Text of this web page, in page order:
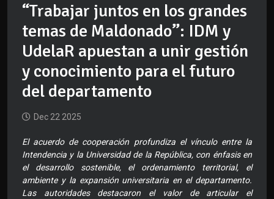
“Trabajar juntos en los grandes
temas de Maldonado”: IDM y
UdelaR apuestan a unir gestión
y conocimiento para el futuro
del departamento
Dec 22 2025
El acuerdo de cooperación profundiza el vínculo entre la
Intendencia y la Universidad de la República, con énfasis en
el desarrollo sostenible, el ordenamiento territorial, el
ambiente y la expansión universitaria en el departamento.
Las autoridades destacaron el valor de articular el